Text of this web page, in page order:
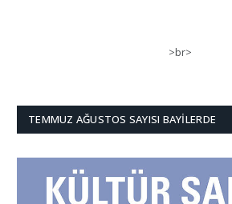
>br>
TEMMUZ AĞUSTOS SAYISI BAYILERDE